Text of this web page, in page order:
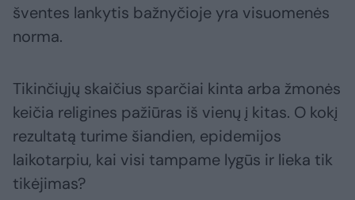
šventes lankytis bažnyčioje yra visuomenės
norma.
Tikinčiųjų skaičius sparčiai kinta arba žmonės
keičia religines pažiūras iš vienų į kitas. O kokį
rezultatą turime šiandien, epidemijos
laikotarpiu, kai visi tampame lygūs ir lieka tik
tikėjimas?